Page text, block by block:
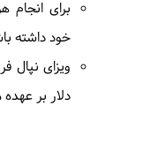
۴امروز
خواهیم
خود داشته
دلار بر